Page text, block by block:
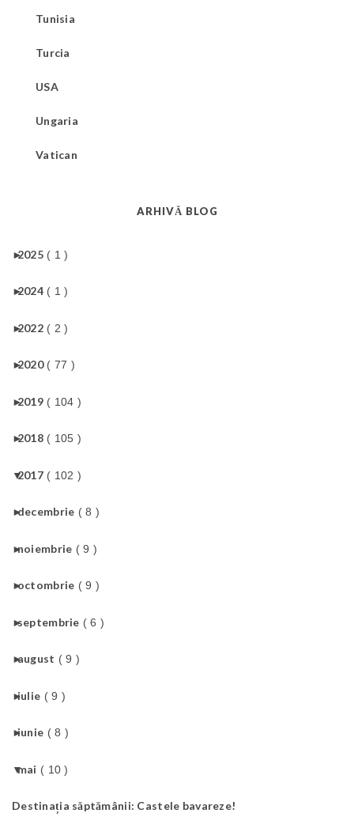
Tunisia
Turcia
USA
Ungaria
Vatican
ARHIVĂ BLOG
►
2025 ( 1 )
►
2024 ( 1 )
►
2022 ( 2 )
►
2020 ( 77 )
►
2019 ( 104 )
►
2018 ( 105 )
▼
2017 ( 102 )
►
decembrie ( 8 )
►
noiembrie ( 9 )
►
octombrie ( 9 )
►
septembrie ( 6 )
►
august ( 9 )
►
iulie ( 9 )
►
iunie ( 8 )
▼
mai ( 10 )
Destinația săptămânii: Castele bavareze!